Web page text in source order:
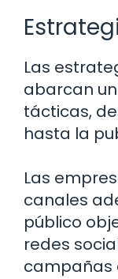
Las
abarcan
tácticas,
hasta la
Las
canales
público
redes
campañas